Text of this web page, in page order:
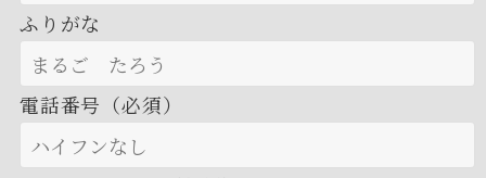
ふりがな
電話番号（必須）